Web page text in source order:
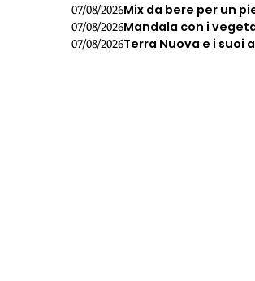
07/08/2026Mix da bere per un
07/08/2026Mandala con i
07/08/2026Terra Nuova e i suoi